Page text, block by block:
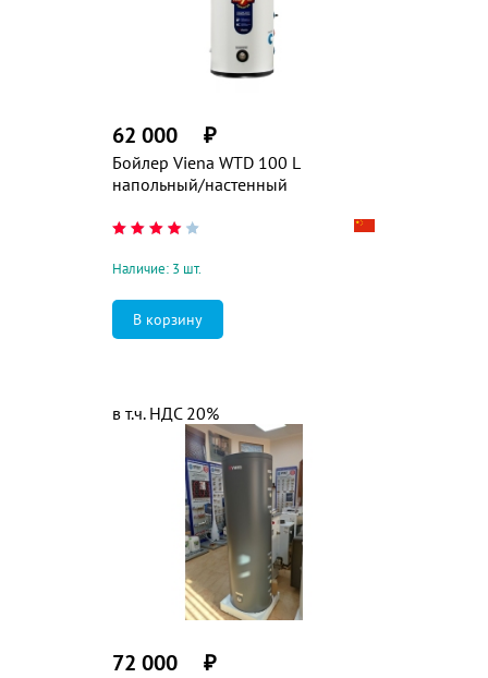
Бойлер Viena WTD 100 L
напольный/настенный
62 000 ₽
Наличие: 3 шт.
72 000 ₽
в т.ч. НДС 20%